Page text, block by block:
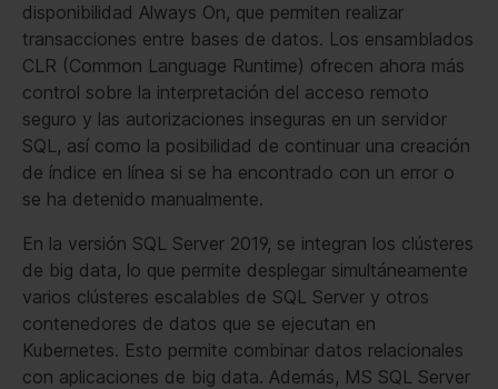
disponibilidad Always On, que permiten realizar
transacciones entre bases de datos. Los ensamblados
CLR (Common Language Runtime) ofrecen ahora más
control sobre la interpretación del acceso remoto
seguro y las autorizaciones inseguras en un servidor
SQL, así como la posibilidad de continuar una creación
de índice en línea si se ha encontrado con un error o
se ha detenido manualmente.
En la versión SQL Server 2019, se integran los clústeres
de big data, lo que permite desplegar simultáneamente
varios clústeres escalables de SQL Server y otros
contenedores de datos que se ejecutan en
Kubernetes. Esto permite combinar datos relacionales
con aplicaciones de big data. Además, MS SQL Server